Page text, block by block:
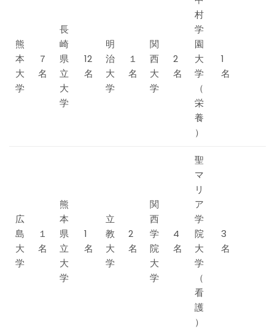
熊
本
大
学
７
名
長
崎
県
立
大
学
12
名
明
治
大
学
１
名
関
西
大
学
2
名
村
学
園
大
学
（
栄
養
）
1
名
広
島
大
学
１
名
熊
本
県
立
大
学
1
名
立
教
大
学
2
名
関
西
学
院
大
学
4
名
聖
マ
リ
ア
学
院
大
学
（
看
護
）
3
名